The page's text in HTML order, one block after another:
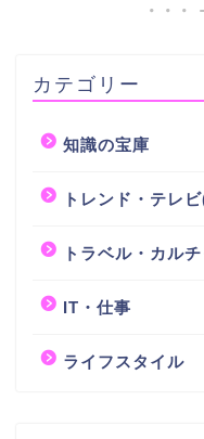
カテゴリー
知識の宝庫
トレンド・テレ
トラベル・カル
IT・仕事
ライフスタイル